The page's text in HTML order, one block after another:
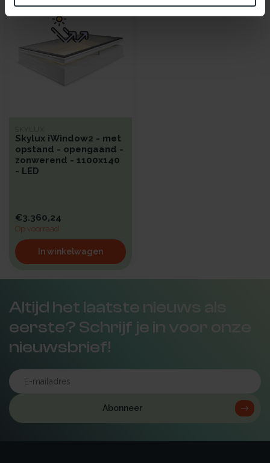
SKYLUX
Skylux iWindow2 - met
opstand - opengaand -
zonwerend - 1100x140
- LED
€3.360,24
Op voorraad
In winkelwagen
Altijd het laatste nieuws als
eerste? Schrijf je in voor onze
nieuwsbrief!
Abonneer